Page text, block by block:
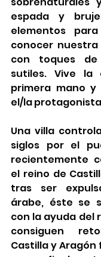
espada y
elementos
conocer
con toques
sutiles. Vive la
primera mano
el/la
Una villa
siglos por el
recientemente
el reino de
tras ser
árabe, éste se
con la ayuda del
consiguen
Castilla y